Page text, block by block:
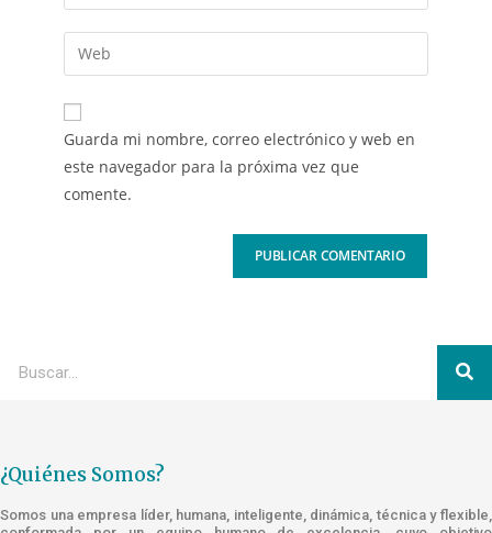
Guarda mi nombre, correo electrónico y web en
este navegador para la próxima vez que
comente.
¿Quiénes Somos?
Somos una empresa líder, humana, inteligente, dinámica, técnica y flexible,